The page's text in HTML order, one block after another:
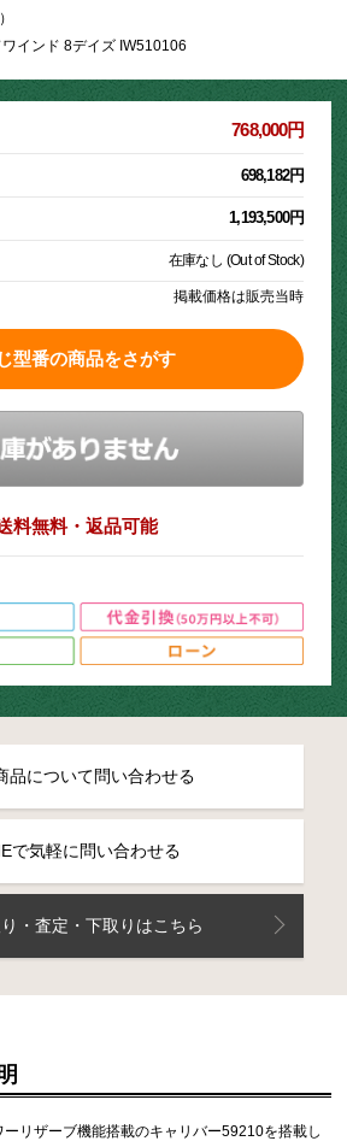
インド 8デイズ IW510106
768,000円
698,182円
1,193,500円
在庫なし (Out of Stock)
掲載価格は販売当時
型番の商品をさがす
料無料・返品可能
品について問い合わせる
で気軽に問い合わせる
・査定・下取りはこちら
リザーブ機能搭載のキャリバー59210を搭載し